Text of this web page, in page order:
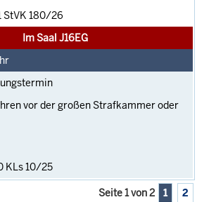
StVK 180/26
Im Saal J16EG
vor der großen Strafkammer oder
KLs 10/25
Seite 1 von 2 1 2